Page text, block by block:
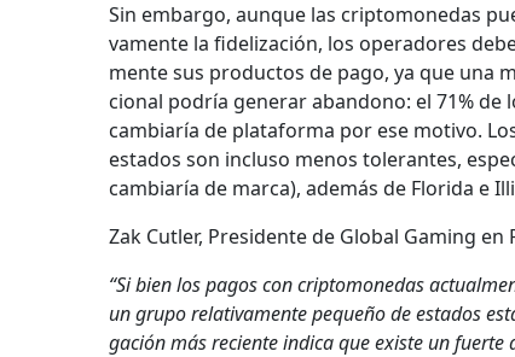
Sin embar­go, aunque las crip­tomonedas
va­mente la fidelización, los oper­adores
mente sus pro­duc­tos de pago, ya que una
cional podría gener­ar aban­dono: el 71% de
cam­biaría de platafor­ma por ese moti­vo.
esta­dos son inclu­so menos tol­er­antes,
cam­biaría de mar­ca), además de Flori­da e
Zak Cut­ler, Pres­i­dente de Glob­al Gam­ing en
“Si bien los pagos con crip­tomonedas
un grupo rel­a­ti­va­mente pequeño de esta­dos
gación más reciente indi­ca que existe un